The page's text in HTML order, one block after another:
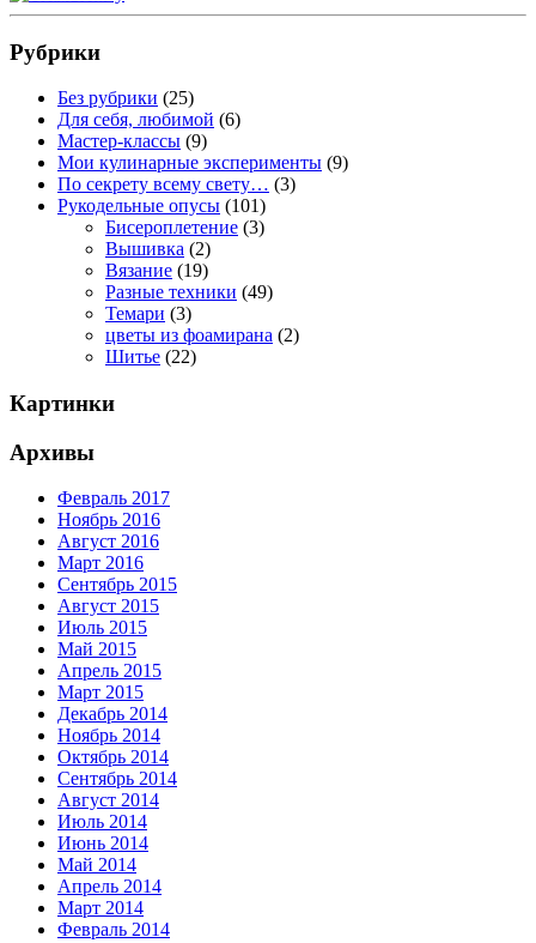
Рубрики
Без рубрики (25)
Для себя, любимой (6)
Мастер-классы (9)
Мои кулинарные эксперименты (9)
По секрету всему свету… (3)
Рукодельные опусы (101)
Бисероплетение (3)
Вышивка (2)
Вязание (19)
Разные техники (49)
Темари (3)
цветы из фоамирана (2)
Шитье (22)
Картинки
Архивы
Февраль 2017
Ноябрь 2016
Август 2016
Март 2016
Сентябрь 2015
Август 2015
Июль 2015
Май 2015
Апрель 2015
Март 2015
Декабрь 2014
Ноябрь 2014
Октябрь 2014
Сентябрь 2014
Август 2014
Июль 2014
Июнь 2014
Май 2014
Апрель 2014
Март 2014
Февраль 2014